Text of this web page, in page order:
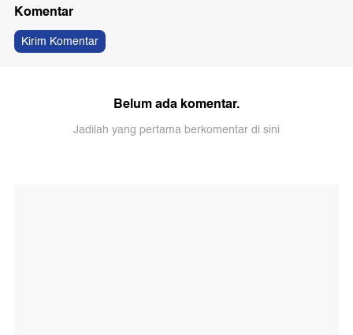
Komentar
Kirim Komentar
Belum ada komentar.
Jadilah yang pertama berkomentar di sini